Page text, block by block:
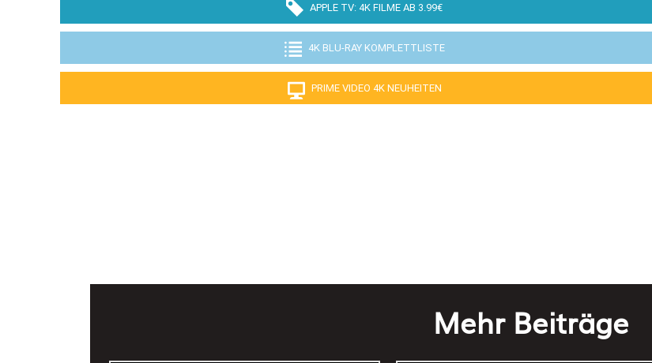
APPLE TV: 4K FILME AB 3.99€
4K BLU-RAY KOMPLETTLISTE
PRIME VIDEO 4K NEUHEITEN
Mehr Beiträge